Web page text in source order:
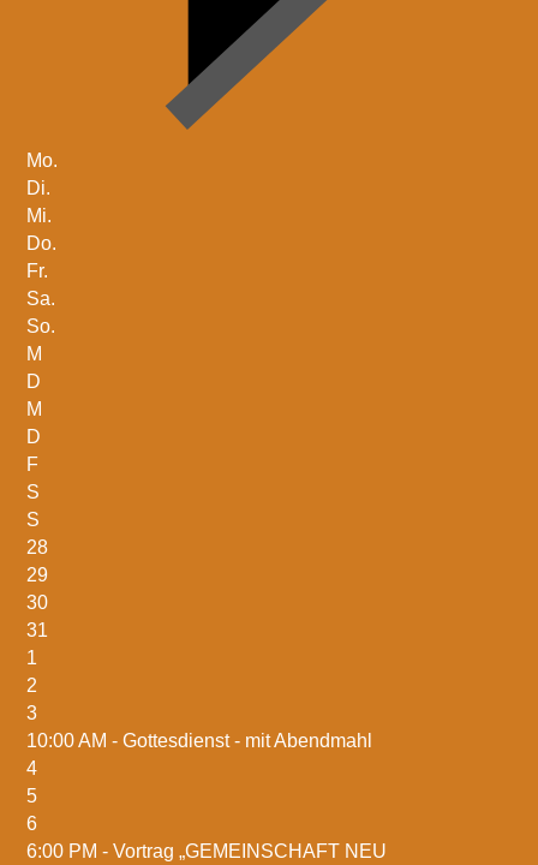
Mo.
Di.
Mi.
Do.
Fr.
Sa.
So.
M
D
M
D
F
S
S
28
29
30
31
1
2
3
10:00 AM -Gottesdienst - mit Abendmahl
4
5
6
6:00 PM -Vortrag „GEMEINSCHAFT NEU